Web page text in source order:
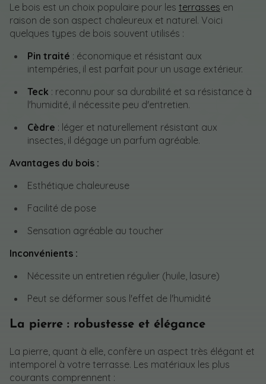
Le bois est un choix populaire pour les terrasses en
raison de son aspect chaleureux et naturel. Voici
quelques types de bois souvent utilisés :
Pin traité : économique et résistant aux
intempéries, il est parfait pour un usage extérieur.
Teck : reconnu pour sa durabilité et sa résistance à
l'humidité, il nécessite peu d'entretien.
Cèdre : léger et naturellement résistant aux
insectes, il dégage un parfum agréable.
Avantages du bois :
Esthétique chaleureuse
Facilité de pose
Sensation agréable au toucher
Inconvénients :
Nécessite un entretien régulier (huile, lasure)
Peut se déformer sous l'effet de l'humidité
La pierre : robustesse et élégance
La pierre, quant à elle, confère un aspect très élégant et
intemporel à votre terrasse. Les matériaux les plus
courants comprennent :